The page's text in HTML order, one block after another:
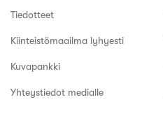
Tiedotteet
Kiinteistömaailma lyhyesti
Kuvapankki
Yhteystiedot medialle